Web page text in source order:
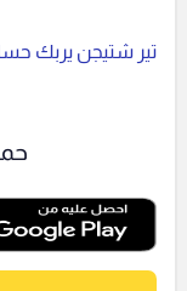
تير شتيجن يربك